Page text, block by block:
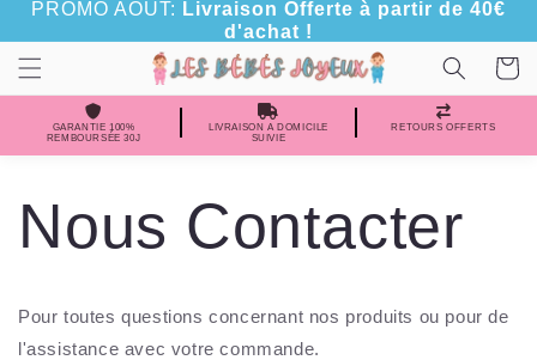
et
au
contenu
PROMO AOÛT: Livraison Offerte à partir de 40€
d'achat !
Panier
GARANTIE 100%
REMBOURSÉE 30J
LIVRAISON A DOMICILE
SUIVIE
RETOURS OFFERTS
Nous Contacter
Pour toutes questions concernant nos produits ou pour de
l'assistance avec votre commande.